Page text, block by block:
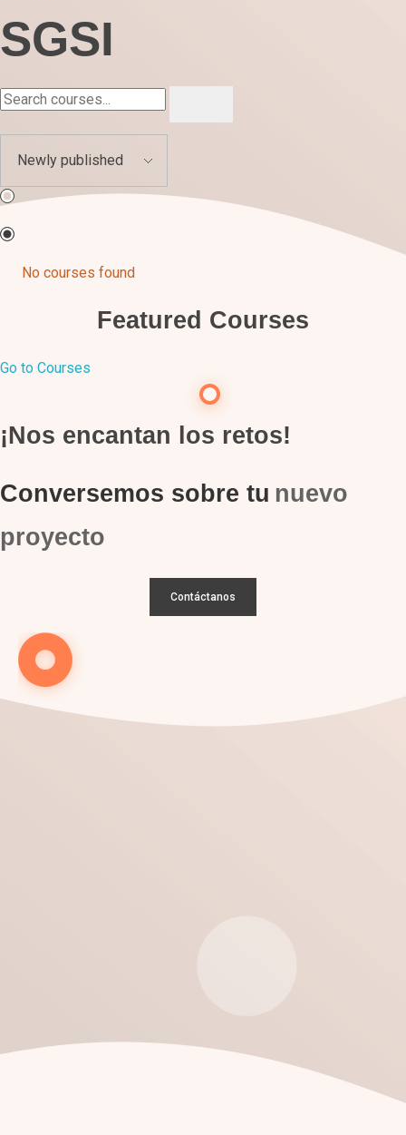
SGSI
No courses found
Featured Courses
Go to Courses
¡Nos encantan los retos!
Conversemos sobre tu nuevo
proyecto
Contáctanos